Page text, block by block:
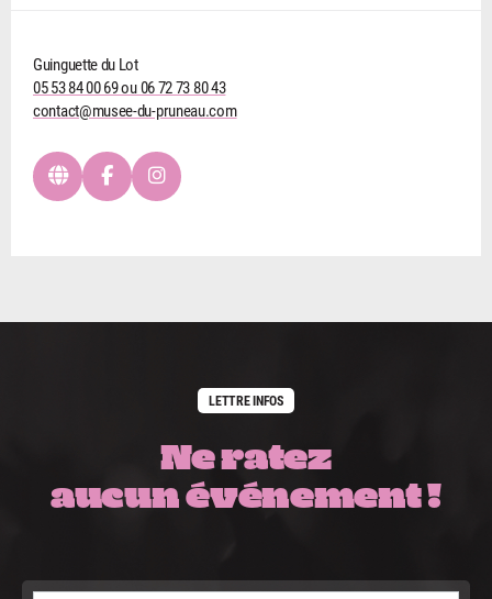
Guinguette du Lot
05 53 84 00 69 ou 06 72 73 80 43
contact@musee-du-pruneau.com
LETTRE INFOS
Ne ratez
aucun événement !